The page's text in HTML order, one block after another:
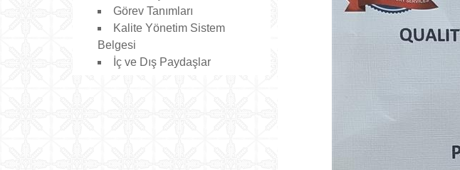
Görev Tanımları
Kalite Yönetim Sistem
Belgesi
İç ve Dış Paydaşlar